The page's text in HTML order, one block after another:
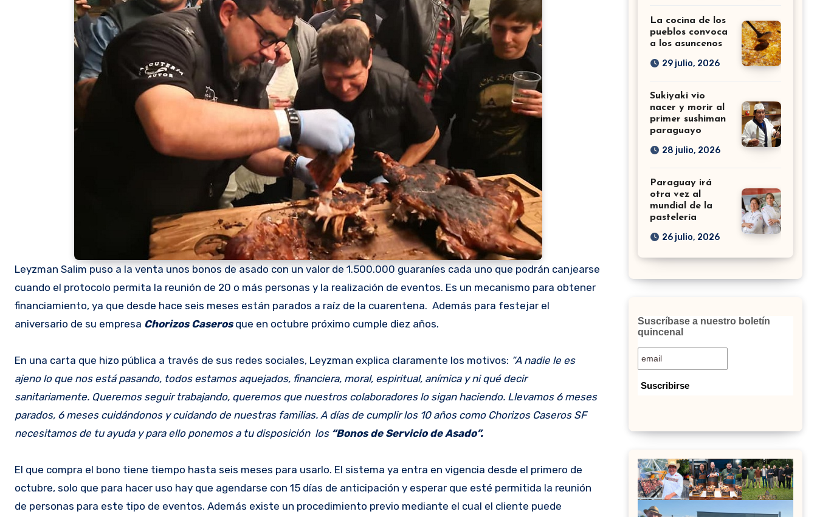
Leyzman Salim puso a la venta unos bonos de asado con un valor de 1.500.000 guaraníes cada uno que podrán canjearse
cuando el protocolo permita la reunión de 20 o más personas y la realización de eventos. Es un mecanismo para obtener
financiamiento, ya que desde hace seis meses están parados a raíz de la cuarentena. Además para festejar el
aniversario de su empresa Chorizos Caserosque en octubre próximo cumple diez años.
En una carta que hizo pública a través de sus redes sociales, Leyzman explica claramente los motivos: “A nadie le es
ajeno lo que nos está pasando, todos estamos aquejados, financiera, moral, espiritual, anímica y ni qué decir
sanitariamente. Queremos seguir trabajando, queremos que nuestros colaboradores lo sigan haciendo. Llevamos 6 meses
parados, 6 meses cuidándonos y cuidando de nuestras familias. A días de cumplir los 10 años como Chorizos Caseros SF
necesitamos de tu ayuda y para ello ponemos a tu disposición los “Bonos de Servicio de Asado”.
El que compra el bono tiene tiempo hasta seis meses para usarlo. El sistema ya entra en vigencia desde el primero de
octubre, solo que para hacer uso hay que agendarse con 15 días de anticipación y esperar que esté permitida la reunión
de personas para este tipo de eventos. Además existe un procedimiento previo mediante el cual el cliente puede
La cocina de los
pueblos convoca
a los asuncenos
29 julio, 2026
Sukiyaki vio
nacer y morir al
primer sushiman
paraguayo
28 julio, 2026
Paraguay irá
otra vez al
mundial de la
pastelería
26 julio, 2026
Suscríbase a nuestro boletín
quincenal